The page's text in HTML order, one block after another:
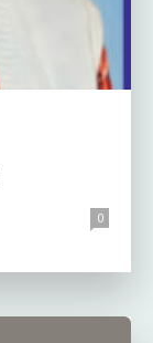
0